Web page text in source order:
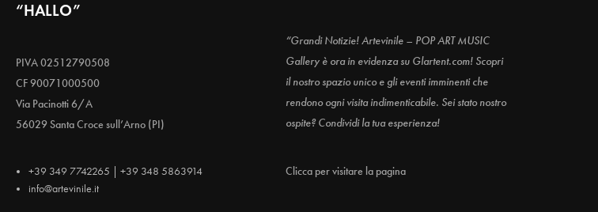
“HALLO”
PIVA 02512790508
CF 90071000500
Via Pacinotti 6/A
56029 Santa Croce sull’Arno (PI)
+39 349 7742265 | +39 348 5863914
info@artevinile.it
“Grandi Notizie! Artevinile – POP ART MUSIC
Gallery è ora in evidenza su Glartent.com! Scopri
il nostro spazio unico e gli eventi imminenti che
rendono ogni visita indimenticabile. Sei stato nostro
ospite? Condividi la tua esperienza!
Clicca per visitare la pagina